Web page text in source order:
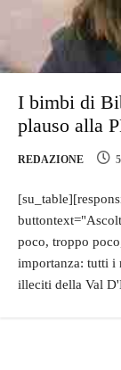
I bimbi di
plauso alla
REDAZIONE
poco, troppo
importanza: tutti
illeciti della Val